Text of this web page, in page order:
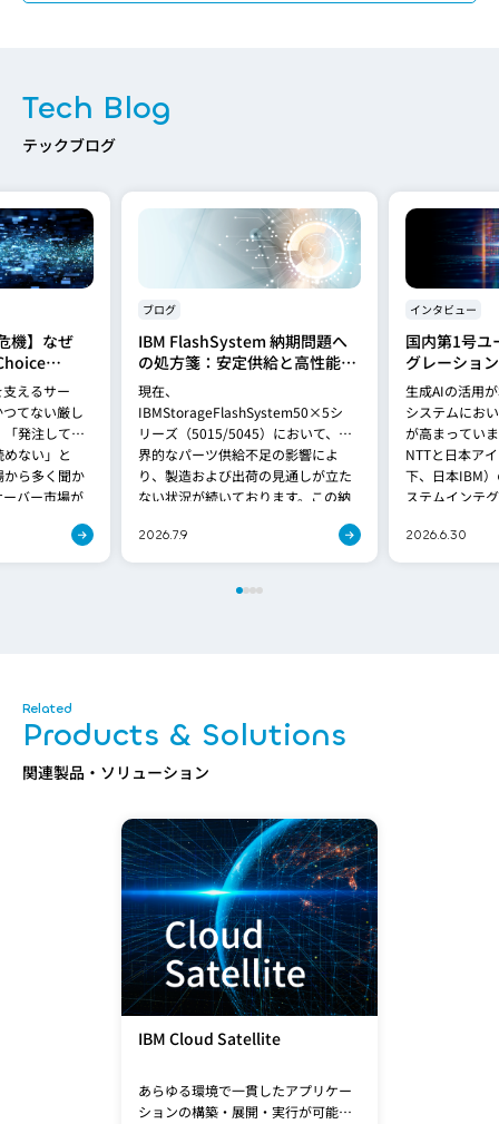
Tech Blog
テックブログ
機】なぜ
のか？
えるサー
てない厳し
発注しても
ない」と
ら多く聞か
バー市場が
ブログ
IBM FlashSystem 納期問題へ
の処方箋：安定供給と高性能を
両立する「FlashSystem
5600」への移行提案
現在、
IBMStorageFlashSystem50×5シ
リーズ（5015/5045）において、世
界的なパーツ供給不足の影響によ
り、製造および出荷の見通しが立た
ない状況が続いております。この納
2026.7.9
インタビュー
国内第1号ユ
グレーショ
Spyre検証
基盤の最適解
生成AIの活用
システムにお
が高まってい
NTTと日本ア
下、日本IBM
ステムインテ
2026.6.30
Products & Solutions
関連製品・ソリューション
IBM Cloud Satellite
あらゆる環境で一貫したアプリケー
ションの構築・展開・実行が可能で